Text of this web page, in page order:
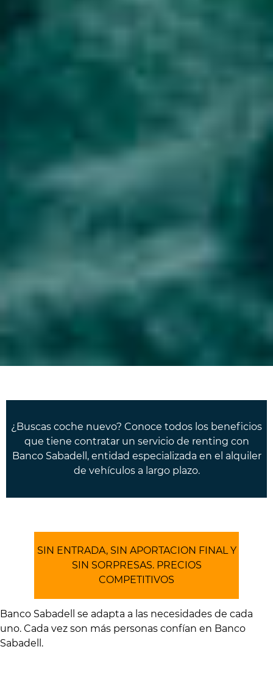
¿Buscas coche nuevo? Conoce todos los beneficios
que tiene contratar un servicio de renting con
Banco Sabadell, entidad especializada en el alquiler
de vehículos a largo plazo.
SIN ENTRADA, SIN APORTACION FINAL Y
SIN SORPRESAS. PRECIOS
COMPETITIVOS
Banco Sabadell se adapta a las necesidades de cada
uno. Cada vez son más personas confían en Banco
Sabadell.